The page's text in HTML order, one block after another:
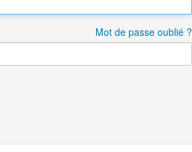
Mot de passe oublié ?